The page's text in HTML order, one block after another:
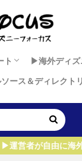
ト ▶︎海外ディズ
香港ディズ
上海ディズ
アウラニ・
ディズニー
ディズニー
ウォルト・
ース＆ディレクトリ
外パークを飛びま